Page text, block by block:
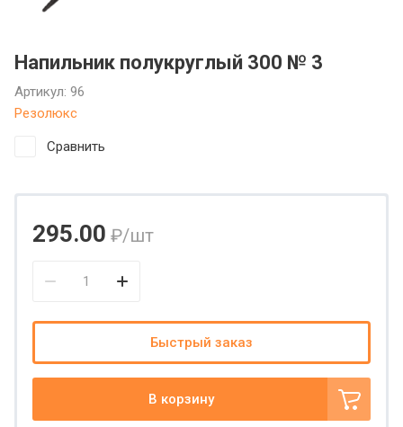
Напильник полукруглый 300 № 3
Артикул: 96
Резолюкс
Сравнить
295.00 ₽/шт
В корзину
Быстрый заказ